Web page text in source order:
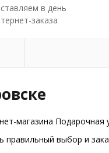
в день
заказа
магазина Подарочная
выбор и